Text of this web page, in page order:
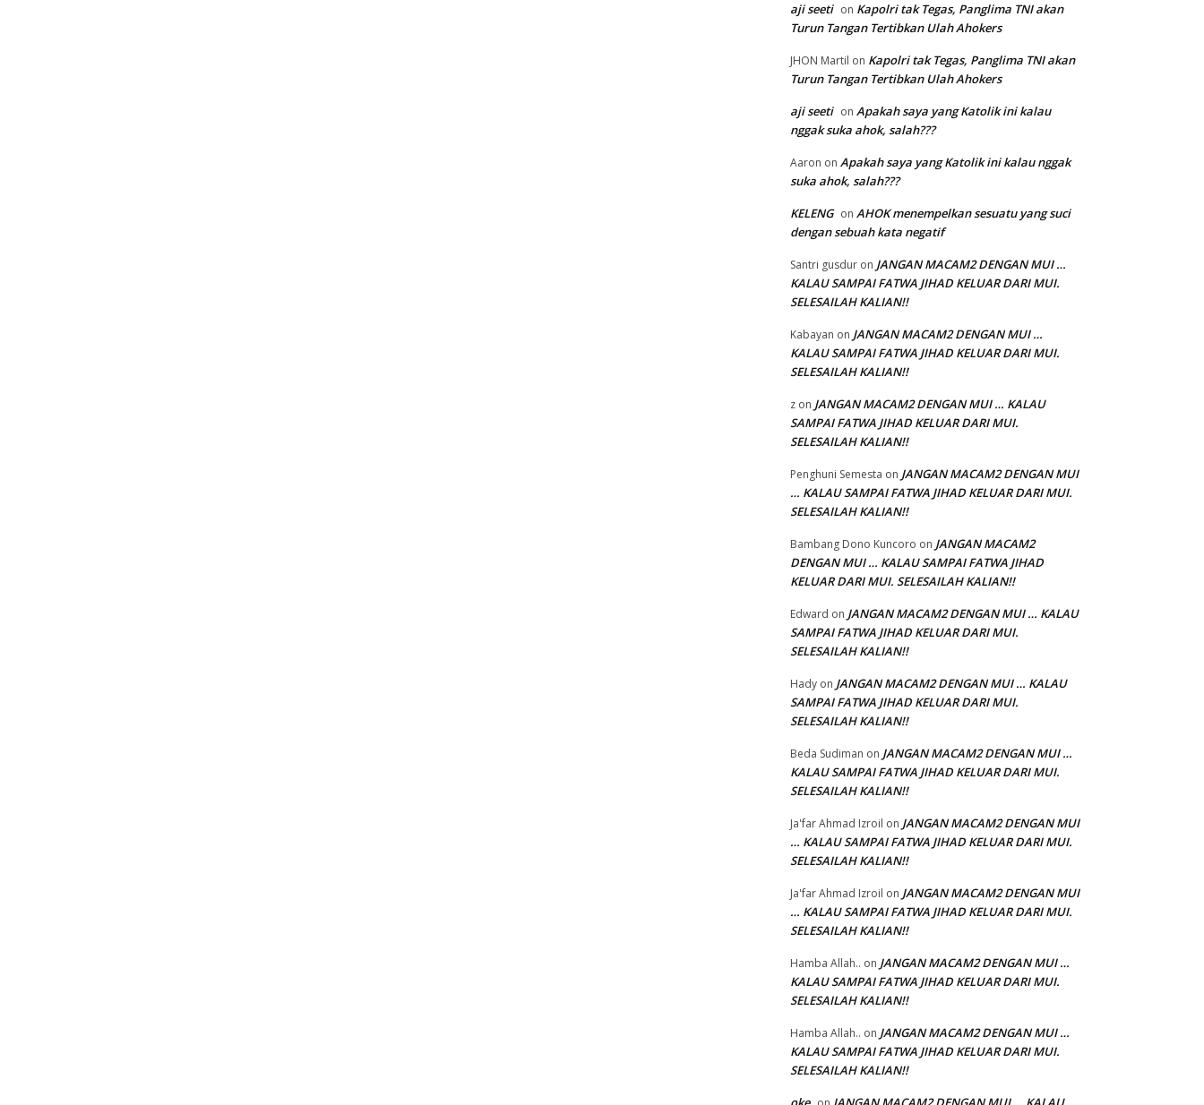
aji seeti on Kapolri tak Tegas, Panglima TNI akan
Turun Tangan Tertibkan Ulah Ahokers
JHON Martil on Kapolri tak Tegas, Panglima TNI akan
Turun Tangan Tertibkan Ulah Ahokers
aji seeti on Apakah saya yang Katolik ini kalau
nggak suka ahok, salah???
Aaron on Apakah saya yang Katolik ini kalau nggak
suka ahok, salah???
KELENG on AHOK menempelkan sesuatu yang suci
dengan sebuah kata negatif
Santri gusdur on JANGAN MACAM2 DENGAN MUI …
KALAU SAMPAI FATWA JIHAD KELUAR DARI MUI.
SELESAILAH KALIAN!!
Kabayan on JANGAN MACAM2 DENGAN MUI …
KALAU SAMPAI FATWA JIHAD KELUAR DARI MUI.
SELESAILAH KALIAN!!
z on JANGAN MACAM2 DENGAN MUI … KALAU
SAMPAI FATWA JIHAD KELUAR DARI MUI.
SELESAILAH KALIAN!!
Penghuni Semesta on JANGAN MACAM2 DENGAN MUI
… KALAU SAMPAI FATWA JIHAD KELUAR DARI MUI.
SELESAILAH KALIAN!!
Bambang Dono Kuncoro on JANGAN MACAM2
DENGAN MUI … KALAU SAMPAI FATWA JIHAD
KELUAR DARI MUI. SELESAILAH KALIAN!!
Edward on JANGAN MACAM2 DENGAN MUI … KALAU
SAMPAI FATWA JIHAD KELUAR DARI MUI.
SELESAILAH KALIAN!!
Hady on JANGAN MACAM2 DENGAN MUI … KALAU
SAMPAI FATWA JIHAD KELUAR DARI MUI.
SELESAILAH KALIAN!!
Beda Sudiman on JANGAN MACAM2 DENGAN MUI …
KALAU SAMPAI FATWA JIHAD KELUAR DARI MUI.
SELESAILAH KALIAN!!
Ja'far Ahmad Izroil on JANGAN MACAM2 DENGAN MUI
… KALAU SAMPAI FATWA JIHAD KELUAR DARI MUI.
SELESAILAH KALIAN!!
Ja'far Ahmad Izroil on JANGAN MACAM2 DENGAN MUI
… KALAU SAMPAI FATWA JIHAD KELUAR DARI MUI.
SELESAILAH KALIAN!!
Hamba Allah.. on JANGAN MACAM2 DENGAN MUI …
KALAU SAMPAI FATWA JIHAD KELUAR DARI MUI.
SELESAILAH KALIAN!!
Hamba Allah.. on JANGAN MACAM2 DENGAN MUI …
KALAU SAMPAI FATWA JIHAD KELUAR DARI MUI.
SELESAILAH KALIAN!!